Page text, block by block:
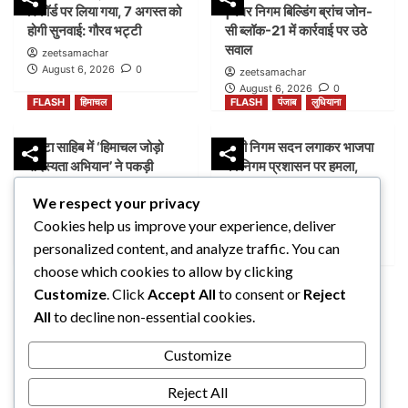
रिकॉर्ड पर लिया गया, 7 अगस्त को
होगी सुनवाई: गौरव भट्टी
zeetsamachar
August 6, 2026
0
|नगर निगम बिल्डिंग ब्रांच जोन-
सी ब्लॉक-21 में कार्रवाई पर उठे
सवाल
zeetsamachar
August 6, 2026
0
FLASH
हिमाचल
पांवटा साहिब में ‘हिमाचल जोड़ो
सदस्यता अभियान’ ने पकड़ी
की अपील
zeetsamachar1
August 5, 2026
0
FLASH पंजाब लुधियाना
डम्मी निगम सदन लगाकर भाजपा
का निगम प्रशासन पर हमला,
zeetsamachar
August 4, 2026
FLASH
पंजाब लुधियाना
नक्शा भी आया सामने” |
ब्लॉक-37 में 2000 गज की
कथित प्लॉटिंग पर गहराए सवाल
August 4, 2026
0
We respect your privacy
Cookies help us improve your experience, deliver
personalized content, and analyze traffic. You can
choose which cookies to allow by clicking
Customize . Click Accept All to consent or Reject
All to decline non-essential cookies.
Customize
Reject All